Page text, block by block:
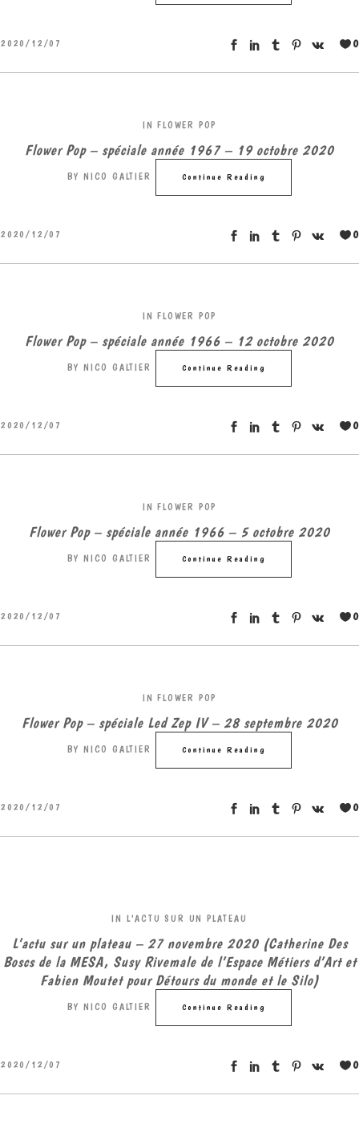
2020/12/07 0
IN FLOWER POP
Flower Pop – spéciale année 1967 – 19 octobre 2020
BY NICO GALTIER Continue Reading
2020/12/07 0
IN FLOWER POP
Flower Pop – spéciale année 1966 – 12 octobre 2020
BY NICO GALTIER Continue Reading
2020/12/07 0
IN FLOWER POP
Flower Pop – spéciale année 1966 – 5 octobre 2020
BY NICO GALTIER Continue Reading
2020/12/07 0
IN FLOWER POP
Flower Pop – spéciale Led Zep IV – 28 septembre 2020
BY NICO GALTIER Continue Reading
2020/12/07 0
IN L'ACTU SUR UN PLATEAU
L’actu sur un plateau – 27 novembre 2020 (Catherine Des
Boscs de la MESA, Susy Rivemale de l’Espace Métiers d’Art et
Fabien Moutet pour Détours du monde et le Silo)
BY NICO GALTIER Continue Reading
2020/12/07 0